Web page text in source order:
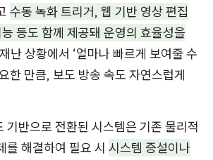
수동 녹화 트리거, 웹 기반 영상 편집
등도 함께 제공돼 운영의 효율성을
난 상황에서 ‘얼마나 빠르게 보여줄 수
한 만큼, 보도 방송 속도 자연스럽게
기반으로 전환된 시스템은 기존 물리적
를 해결하여 필요 시 시스템 증설이나